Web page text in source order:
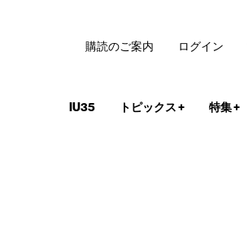
IU35 トピックス+ 特集+
購読のご案内 ログイン